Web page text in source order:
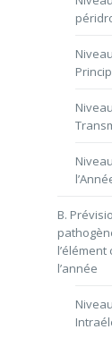
B.
l’année